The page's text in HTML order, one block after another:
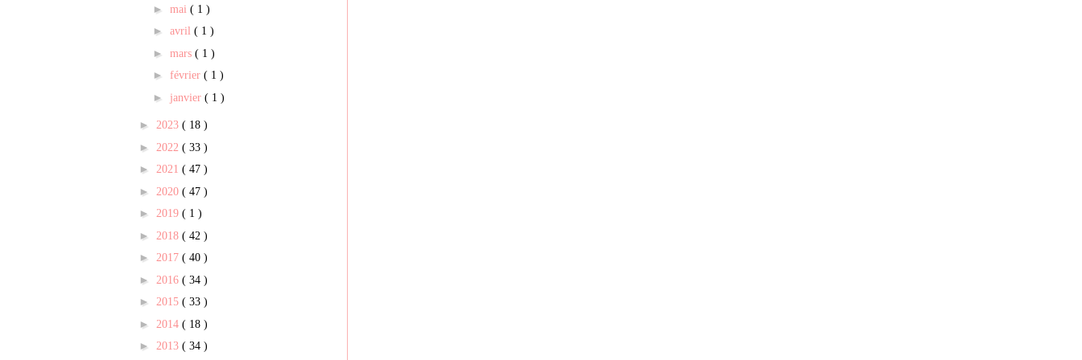
► mai ( 1 )
► avril ( 1 )
► mars ( 1 )
► février ( 1 )
► janvier ( 1 )
► 2023 ( 18 )
► 2022 ( 33 )
► 2021 ( 47 )
► 2020 ( 47 )
► 2019 ( 1 )
► 2018 ( 42 )
► 2017 ( 40 )
► 2016 ( 34 )
► 2015 ( 33 )
► 2014 ( 18 )
► 2013 ( 34 )